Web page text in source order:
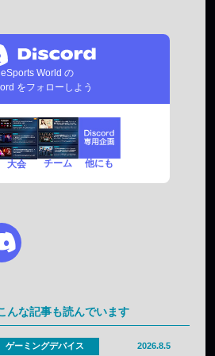
eSports World の
をフォローしよう
大会 チーム 他にも
んな記事も読んでいます
ゲーミングデバイス 2026.8.5